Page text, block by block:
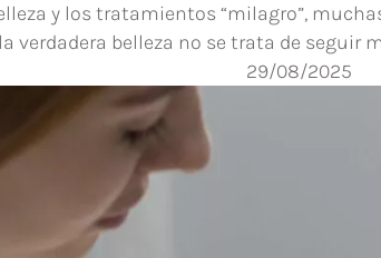
y los tratamientos “milagro”,
verdadera belleza no se trata de
29/08/2025